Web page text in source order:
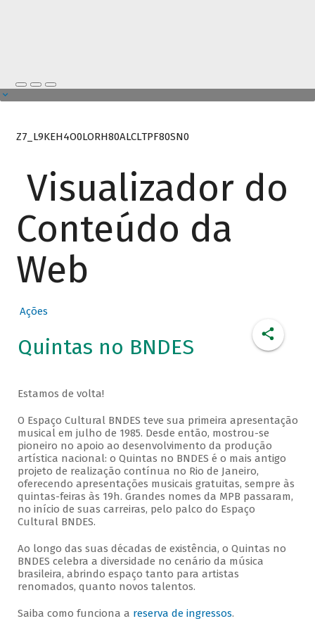
Z7_L9KEH4O0LORH80ALCLTPF80SN0
Visualizador do
Conteúdo da
Web
Ações
Quintas no BNDES
Estamos de volta!
O Espaço Cultural BNDES teve sua primeira apresentação
musical em julho de 1985. Desde então, mostrou-se
pioneiro no apoio ao desenvolvimento da produção
artística nacional: o Quintas no BNDES é o mais antigo
projeto de realização contínua no Rio de Janeiro,
oferecendo apresentações musicais gratuitas, sempre às
quintas-feiras às 19h. Grandes nomes da MPB passaram,
no início de suas carreiras, pelo palco do Espaço
Cultural BNDES.
Ao longo das suas décadas de existência, o Quintas no
BNDES celebra a diversidade no cenário da música
brasileira, abrindo espaço tanto para artistas
renomados, quanto novos talentos.
Saiba como funciona a reserva de ingressos.